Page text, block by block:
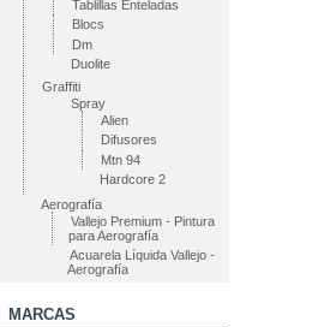
Tablillas Enteladas
Blocs
Dm
Duolite
Graffiti
Spray
Alien
Difusores
Mtn 94
Hardcore 2
Aerografía
Vallejo Premium - Pintura
para Aerografía
Acuarela Líquida Vallejo -
Aerografía
MARCAS